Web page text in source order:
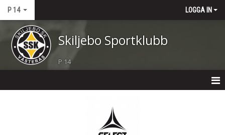
P 14 LOGGA IN
Skiljebo Sportklubb
P 14